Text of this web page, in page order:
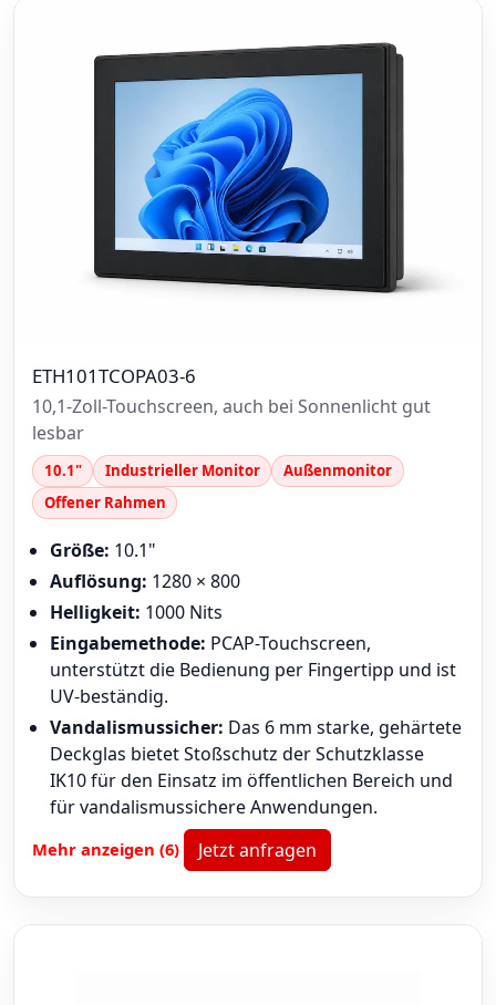
ETH101TCOPA03-6
10,1-Zoll-Touchscreen, auch bei Sonnenlicht gut
lesbar
10.1" Industrieller Monitor
Außenmonitor
Offener Rahmen
Größe: 10.1"
Auflösung: 1280 × 800
Helligkeit: 1000 Nits
Eingabemethode: PCAP-Touchscreen,
unterstützt die Bedienung per Fingertipp und ist
UV-beständig.
Vandalismussicher: Das 6 mm starke, gehärtete
Deckglas bietet Stoßschutz der Schutzklasse
IK10 für den Einsatz im öffentlichen Bereich und
für vandalismussichere Anwendungen.
Mehr anzeigen (6) Jetzt anfragen